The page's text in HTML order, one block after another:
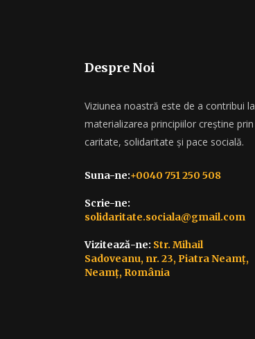
Despre Noi
Viziunea noastră este de a contribui la
materializarea principiilor creștine prin
caritate, solidaritate și pace socială.
Suna-ne:+0040 751 250 508
Scrie-ne:
solidaritate.sociala@gmail.com
Vizitează-ne: Str. Mihail
Sadoveanu, nr. 23, Piatra Neamț,
Neamț, România